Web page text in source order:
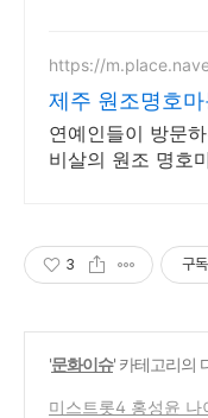
https://
제주 원조명호
연예인들이 방문
비살의 원조 명호
3 구
'문화이슈' 카테고리의
미스트롯4 홍성윤 나